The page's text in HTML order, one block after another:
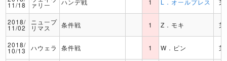
11/18 ァリー
2018/
11/02
ニュープ
リマス 条件戦 1 Z．モキ 芝
2018/
10/13 ハウェラ 条件戦 1 W．ピン 芝